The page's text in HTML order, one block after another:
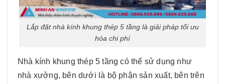
Lắp đặt nhà kính khung thép 5 tầng là giải pháp tối ưu
hóa chi phí
Nhà kính khung thép 5 tầng có thể sử dụng như
nhà xưởng, bên dưới là bộ phận sản xuất, bên trên